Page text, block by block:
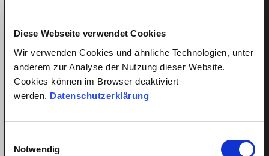
Diese Webseite verwendet Cookies
Wir verwenden Cookies und ähnliche Technologien, unter
anderem zur Analyse der Nutzung dieser Website.
Cookies können im Browser deaktiviert
werden. Datenschutzerklärung
Notwendig
Arbeitnehmer Login
Fairer Lohn für Putzhilfen